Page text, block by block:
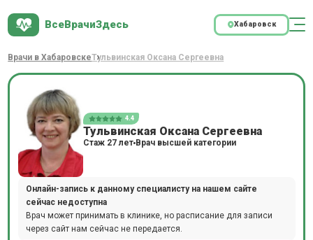
ВсеВрачиЗдесь Хабаровск
Врачи в ХабаровскеТульвинская Оксана Сергеевна
4.4
Тульвинская Оксана Сергеевна
Стаж 27 лет Врач высшей категории
Онлайн-запись к данному специалисту на нашем сайте
сейчас недоступна
Врач может принимать в клинике, но расписание для записи
через сайт нам сейчас не передается.